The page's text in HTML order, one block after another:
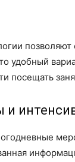
позволяют
удобный
посещать
и